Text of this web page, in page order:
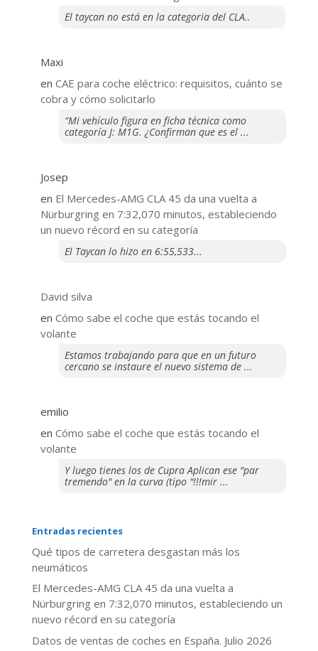
El taycan no está en la categoria del CLA..
Maxi
en CAE para coche eléctrico: requisitos, cuánto se
cobra y cómo solicitarlo
“Mi vehículo figura en ficha técnica como
categoría J: M1G. ¿Confirman que es el ...
Josep
en El Mercedes-AMG CLA 45 da una vuelta a
Nürburgring en 7:32,070 minutos, estableciendo
un nuevo récord en su categoría
El Taycan lo hizo en 6:55,533...
David silva
en ​Cómo sabe el coche que estás tocando el
volante
Estamos trabajando para que en un futuro
cercano se instaure el nuevo sistema de ...
emilio
en ​Cómo sabe el coche que estás tocando el
volante
Y luego tienes los de Cupra Aplican ese "par
tremendo" en la curva (tipo "!!!mir ...
Entradas recientes
Qué tipos de carretera desgastan más los
neumáticos
El Mercedes-AMG CLA 45 da una vuelta a
Nürburgring en 7:32,070 minutos, estableciendo un
nuevo récord en su categoría
Datos de ventas de coches en España. Julio 2026